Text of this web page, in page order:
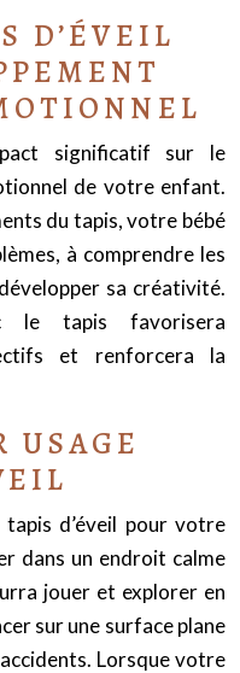
D’ÉVEIL
significatif sur le
de votre enfant.
du tapis, votre bébé
à comprendre les
sa créativité.
le tapis favorisera
et renforcera la
USAGE
d’éveil pour votre
dans un endroit calme
jouer et explorer en
sur une surface plane
Lorsque votre